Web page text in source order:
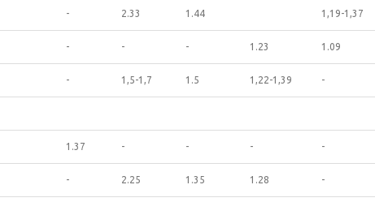
- 2.33 1.44 1,19-1,37
- - - 1.23 1.09
- 1,5-1,7 1.5 1,22-1,39 -
1.37 - - - -
- 2.25 1.35 1.28 -